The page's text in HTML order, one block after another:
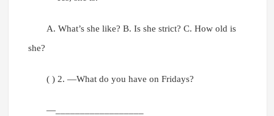
A. What’s she like? B. Is she strict? C. How old is
she?
( ) 2. —What do you have on Fridays?
—__________________